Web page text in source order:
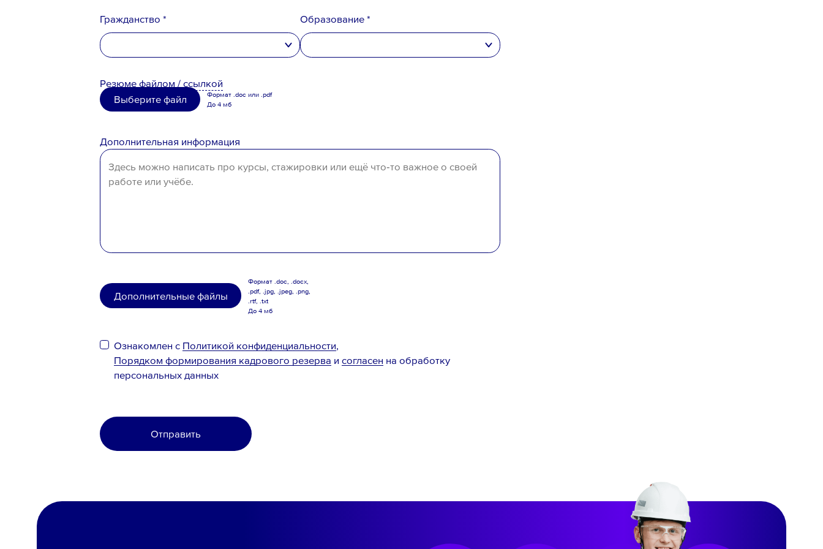
Ознакомлен с Политикой конфиденциальности,
Порядком формирования кадрового резерваисогласенна обработку
Гражданство *
Беларусь
Казахстан
Иное
Образование *
Резюмефайлом/ссылкой
Выберите файл
Формат .doc или .pdf
До 4 мб
Дополнительная информация
Дополнительные файлы
Формат .doc, .docx,
.pdf, .jpg, .jpeg, .png,
.rtf, .txt
До 4 мб
Ознакомлен с Политикой конфиденциальности,
Порядком формирования кадрового резерва и согласен на обработку
персональных данных
Отправить